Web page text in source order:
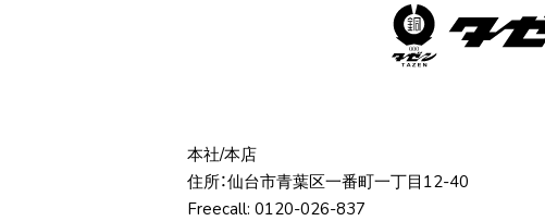
本社/本店
住所：仙台市⻘葉区⼀番町⼀丁⽬12-40
Freecall: 0120-026-837